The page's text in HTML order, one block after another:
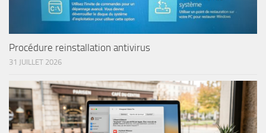
Procédure reinstallation antivirus
31 JUILLET 2026